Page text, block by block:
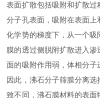
表面扩散包括吸附和扩散
分子孔表面，吸附在表面
化学势的梯度下，从一个
膜的透过侧脱附扩散进入
面的吸附作用弱，体相分子
因此，沸石分子筛膜分离
致不同，沸石膜材料的表